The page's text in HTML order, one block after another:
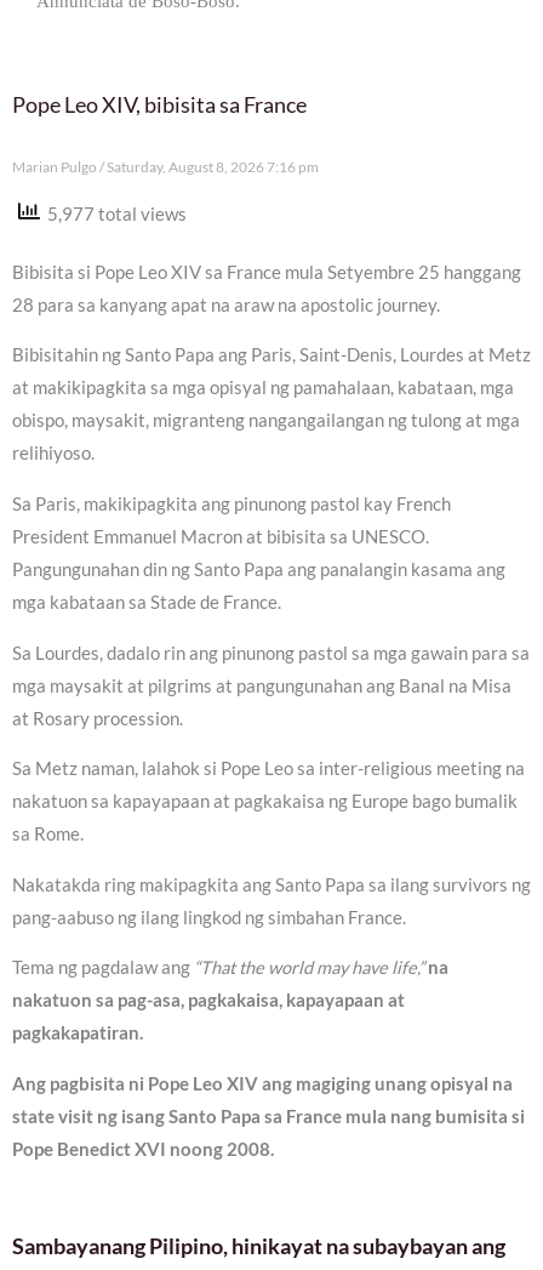
Pope Leo XIV, bibisita sa France
Marian Pulgo Saturday, August 8, 2026 7:16 pm
5,977 total views
Bibisita si Pope Leo XIV sa France mula Setyembre 25 hanggang
28 para sa kanyang apat na araw na apostolic journey.
Bibisitahin ng Santo Papa ang Paris, Saint-Denis, Lourdes at Metz
at makikipagkita sa mga opisyal ng pamahalaan, kabataan, mga
obispo, maysakit, migranteng nangangailangan ng tulong at mga
relihiyoso.
Sa Paris, makikipagkita ang pinunong pastol kay French
President Emmanuel Macron at bibisita sa UNESCO.
Pangungunahan din ng Santo Papa ang panalangin kasama ang
mga kabataan sa Stade de France.
Sa Lourdes, dadalo rin ang pinunong pastol sa mga gawain para sa
mga maysakit at pilgrims at pangungunahan ang Banal na Misa
at Rosary procession.
Sa Metz naman, lalahok si Pope Leo sa inter-religious meeting na
nakatuon sa kapayapaan at pagkakaisa ng Europe bago bumalik
sa Rome.
Nakatakda ring makipagkita ang Santo Papa sa ilang survivors ng
pang-aabuso ng ilang lingkod ng simbahan France.
Tema ng pagdalaw ang “That the world may have life,”na
nakatuon sa pag-asa, pagkakaisa, kapayapaan at
pagkakapatiran.
Ang pagbisita ni Pope Leo XIV ang magiging unang opisyal na
state visit ng isang Santo Papa sa France mula nang bumisita si
Pope Benedict XVI noong 2008.
Sambayanang Pilipino, hinikayat na subaybayan ang